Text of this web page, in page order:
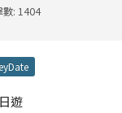
數: 1404
遊